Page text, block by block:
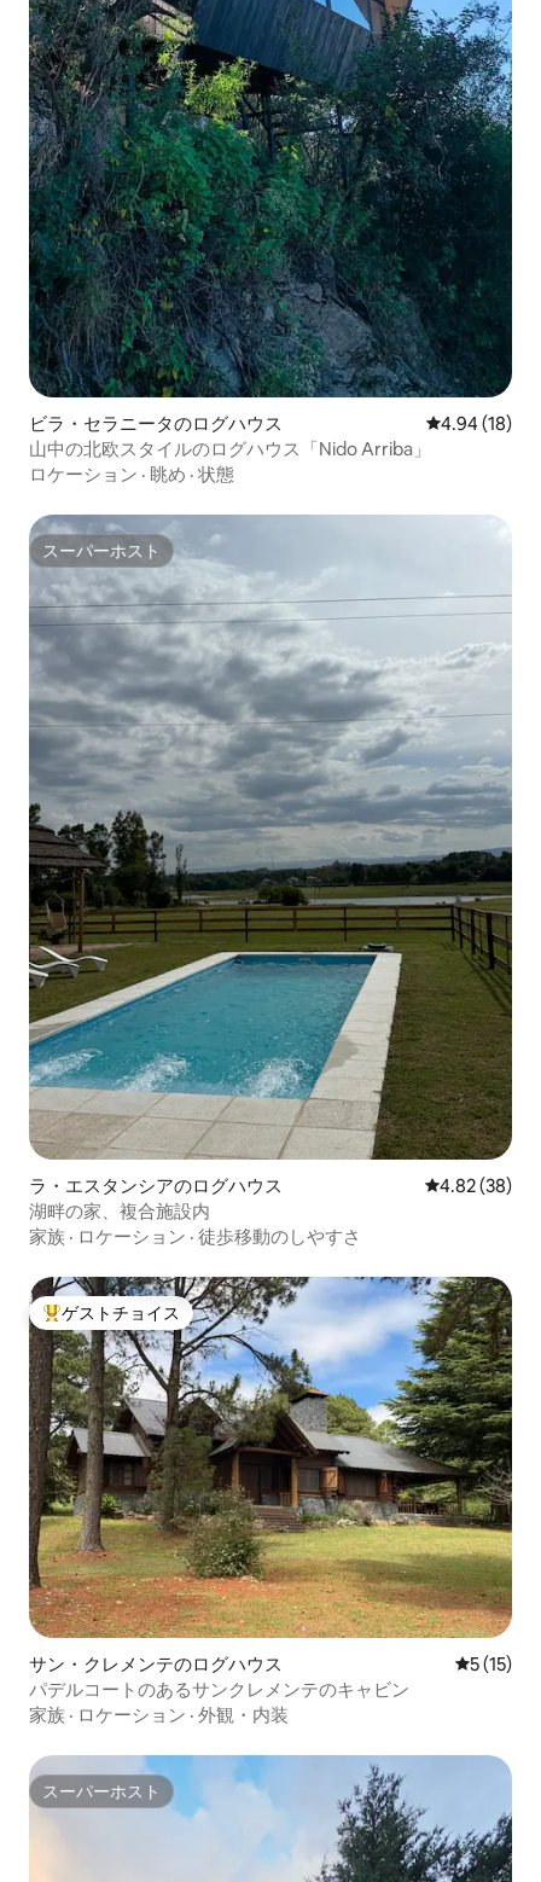
ビラ・セラニータのログハウス レビュー18
4.94 (18)
山中の北欧スタイルのログハウス「Nido Arriba」
ロケーション · 眺め · 状態
スーパーホスト
スーパーホスト
ラ・エスタンシアのログハウス レビュー38
4.82 (38)
湖畔の家、複合施設内
家族 · ロケーション · 徒歩移動のしやすさ
大好評のゲストチョイスです。
ゲストチョイス
サン・クレメンテのログハウス レビュー
5 (15)
パデルコートのあるサンクレメンテのキャビン
家族 · ロケーション · 外観・内装
スーパーホスト
スーパーホスト